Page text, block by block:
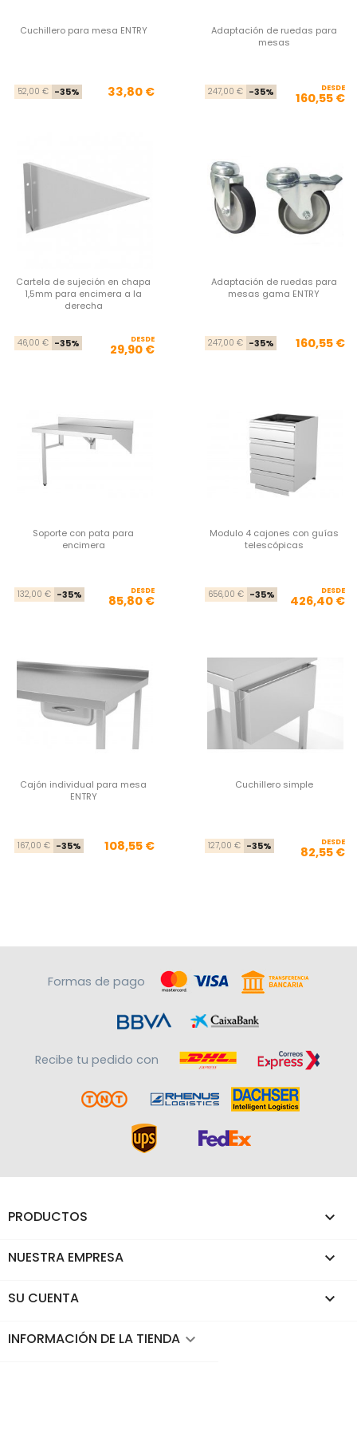
Cuchillero para mesa ENTRY
Precio base
52,00 € -35% Precio
33,80 €
Adaptación de ruedas para
mesas
247,00 € -35% DESDE
160,55 €
Cartela de sujeción en chapa
1,5mm para encimera a la
derecha
Precio base
46,00 € -35% Precio
DESDE
29,90 €
Adaptación de ruedas para
mesas gama ENTRY
247,00 € -35% 160,55 €
Soporte con pata para
encimera
Precio base
132,00 € -35% Precio
DESDE
85,80 €
Modulo 4 cajones con guías
telescópicas
656,00 € -35% DESDE
426,40 €
Cajón individual para mesa
ENTRY
Precio base
167,00 € -35% Precio
108,55 €
Cuchillero simple
127,00 € -35% DESDE
82,55 €
Formas de pago
Recibe tu pedido con
PRODUCTOS 
NUESTRA EMPRESA 
SU CUENTA 
INFORMACIÓN DE LA TIENDA keyboard_arrow_down